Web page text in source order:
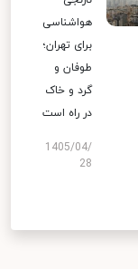
هواشناسی
برای تهران؛
طوفان و
گرد و خاک
در راه است
1405/04/
28